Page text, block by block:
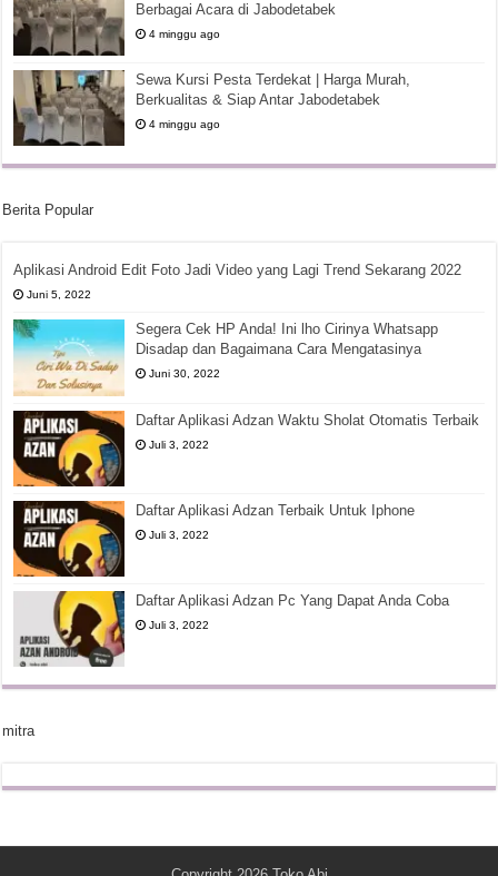
Berbagai Acara di Jabodetabek
4 minggu ago
Sewa Kursi Pesta Terdekat | Harga Murah,
Berkualitas & Siap Antar Jabodetabek
4 minggu ago
Berita Popular
Aplikasi Android Edit Foto Jadi Video yang Lagi Trend Sekarang 2022
Juni 5, 2022
Segera Cek HP Anda! Ini lho Cirinya Whatsapp
Disadap dan Bagaimana Cara Mengatasinya
Juni 30, 2022
Daftar Aplikasi Adzan Waktu Sholat Otomatis Terbaik
Juli 3, 2022
Daftar Aplikasi Adzan Terbaik Untuk Iphone
Juli 3, 2022
Daftar Aplikasi Adzan Pc Yang Dapat Anda Coba
Juli 3, 2022
mitra